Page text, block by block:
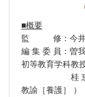
■概要
監 修：今井 孝
編 集 委 員：曽
初等教育学科教授
桂 恵美（東
教諭［養護］ ）